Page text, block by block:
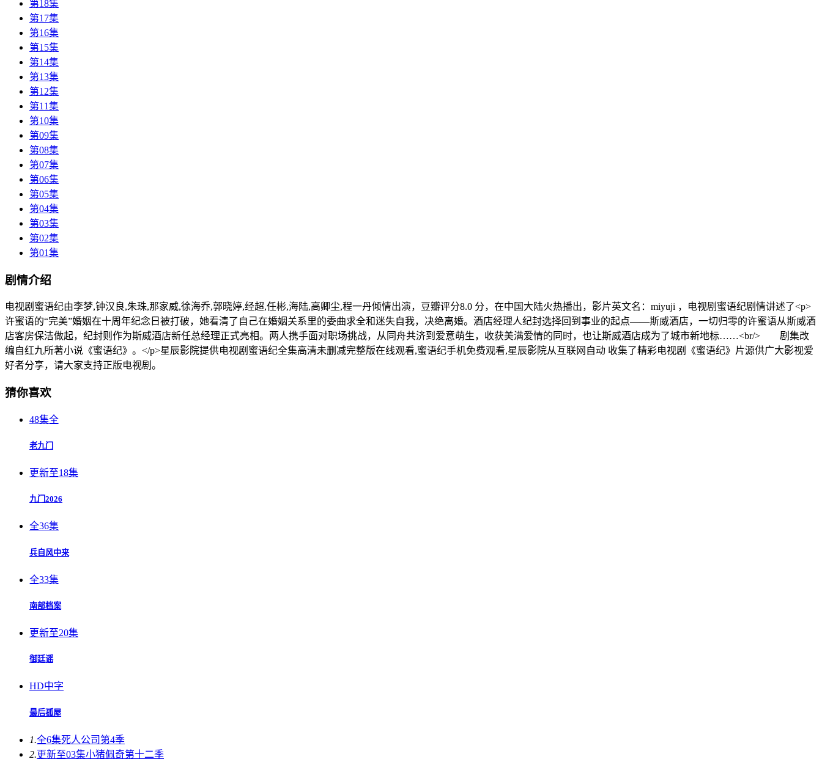
第18集
第17集
第16集
第15集
第14集
第13集
第12集
第11集
第10集
第09集
第08集
第07集
第06集
第05集
第04集
第03集
第02集
第01集
剧情介绍
电视剧蜜语纪由李梦,钟汉良,朱珠,那家威,徐海乔,郭晓婷,经超,任彬,海陆,高卿尘,程一丹倾情出演，豆瓣评分8.0 分，在中国大陆火热播出，影片英文名：miyuji ，电视剧蜜语纪剧情讲述了<p>
许蜜语的“完美”婚姻在十周年纪念日被打破，她看清了自己在婚姻关系里的委曲求全和迷失自我，决绝离婚。酒店经理人纪封选择回到事业的起点——斯威酒店，一切归零的许蜜语从斯威酒
店客房保洁做起，纪封则作为斯威酒店新任总经理正式亮相。两人携手面对职场挑战，从同舟共济到爱意萌生，收获美满爱情的同时，也让斯威酒店成为了城市新地标……<br/> 剧集改
编自红九所著小说《蜜语纪》。</p>星辰影院提供电视剧蜜语纪全集高清未删减完整版在线观看,蜜语纪手机免费观看,星辰影院从互联网自动 收集了精彩电视剧《蜜语纪》片源供广大影视爱
好者分享，请大家支持正版电视剧。
猜你喜欢
48集全
老九门
更新至18集
九门2026
全36集
兵自风中来
全33集
南部档案
更新至20集
御廷谣
HD中字
最后孤屋
1.全6集死人公司第4季
2.更新至03集小猪佩奇第十二季